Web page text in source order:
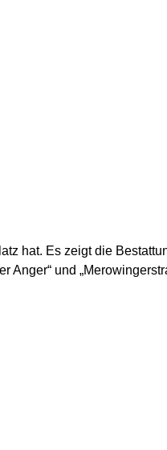
hat. Es zeigt die
Anger“ und